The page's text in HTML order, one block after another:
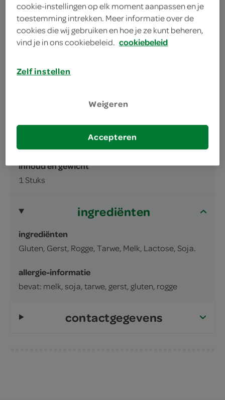
Tosti club the ham / kaas tosti rijk belegde ham-
kaastosti met gesmolten kaas, ideaal als stevige lunch
of makkelijke avondsnack
goudgeel gebakken tosti
omschrijving
inhoud en gewicht
1 Stuks
ingrediënten
ingrediënten
Gluten, Gerst, Rogge, Tarwe, Melk, Lactose, Soja.
allergie-informatie
bevat: melk, soja, tarwe, gerst, gluten, rogge
contactgegevens
cookie-instellingen op elk moment aanpassen en je
toestemming intrekken. Meer informatie over de
cookies die wij gebruiken en hoe je ze kunt beheren,
vind je in ons cookiebeleid. cookiebeleid
Zelf instellen
Weigeren
Accepteren